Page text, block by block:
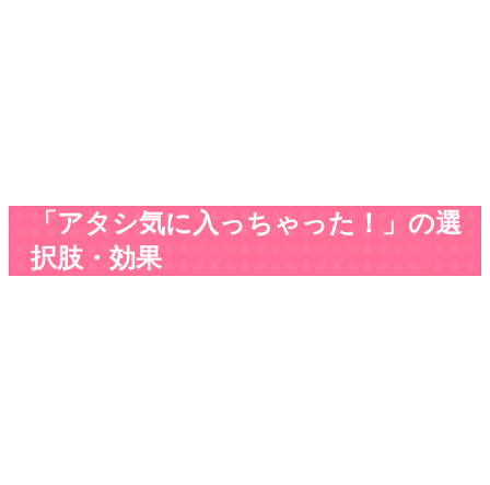
「アタシ気に入っちゃった！」の選
択肢・効果